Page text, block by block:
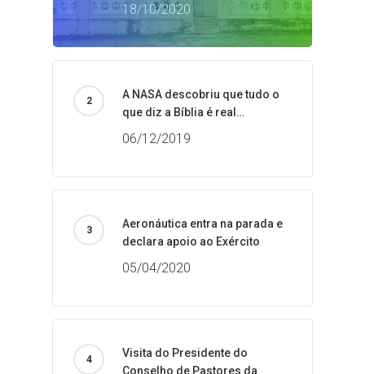
18/10/2020
A NASA descobriu que tudo o
que diz a Bíblia é real…
06/12/2019
Aeronáutica entra na parada e
declara apoio ao Exército
05/04/2020
Visita do Presidente do
Conselho de Pastores da